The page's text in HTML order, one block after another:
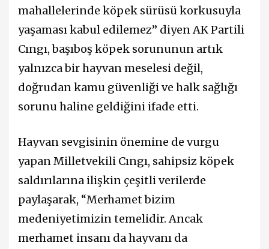
mahallelerinde köpek sürüsü korkusuyla
yaşaması kabul edilemez” diyen AK Partili
Cıngı, başıboş köpek sorununun artık
yalnızca bir hayvan meselesi değil,
doğrudan kamu güvenliği ve halk sağlığı
sorunu haline geldiğini ifade etti.
Hayvan sevgisinin önemine de vurgu
yapan Milletvekili Cıngı, sahipsiz köpek
saldırılarına ilişkin çeşitli verilerde
paylaşarak, “Merhamet bizim
medeniyetimizin temelidir. Ancak
merhamet insanı da hayvanı da